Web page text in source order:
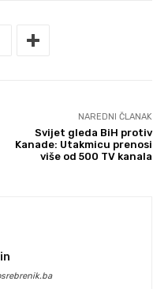
NAREDNI ČLANAK
Svijet gleda BiH protiv
Kanade: Utakmicu prenosi
više od 500 TV kanala